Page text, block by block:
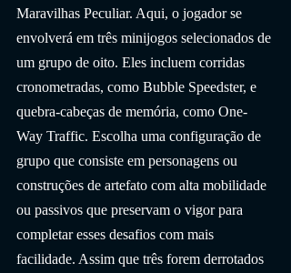
Maravilhas Peculiar. Aqui, o jogador se
envolverá em três minijogos selecionados de
um grupo de oito. Eles incluem corridas
cronometradas, como Bubble Speedster, e
quebra-cabeças de memória, como One-
Way Traffic. Escolha uma configuração de
grupo que consiste em personagens ou
construções de artefato com alta mobilidade
ou passivos que preservam o vigor para
completar esses desafios com mais
facilidade. Assim que três forem derrotados